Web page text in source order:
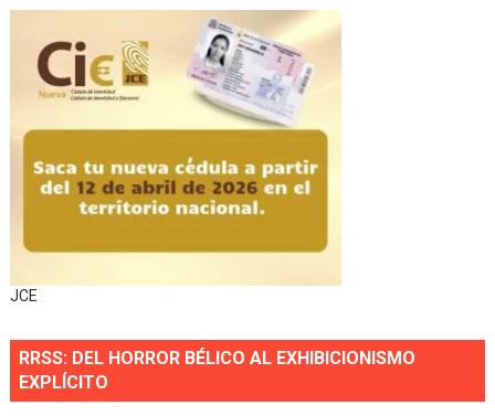
JCE
RRSS: DEL HORROR BÉLICO AL EXHIBICIONISMO
EXPLÍCITO